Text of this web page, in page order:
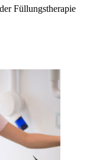
Füllungstherapie